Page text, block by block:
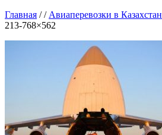
Главная // Авиаперевозки в Казахстан
213-768×562